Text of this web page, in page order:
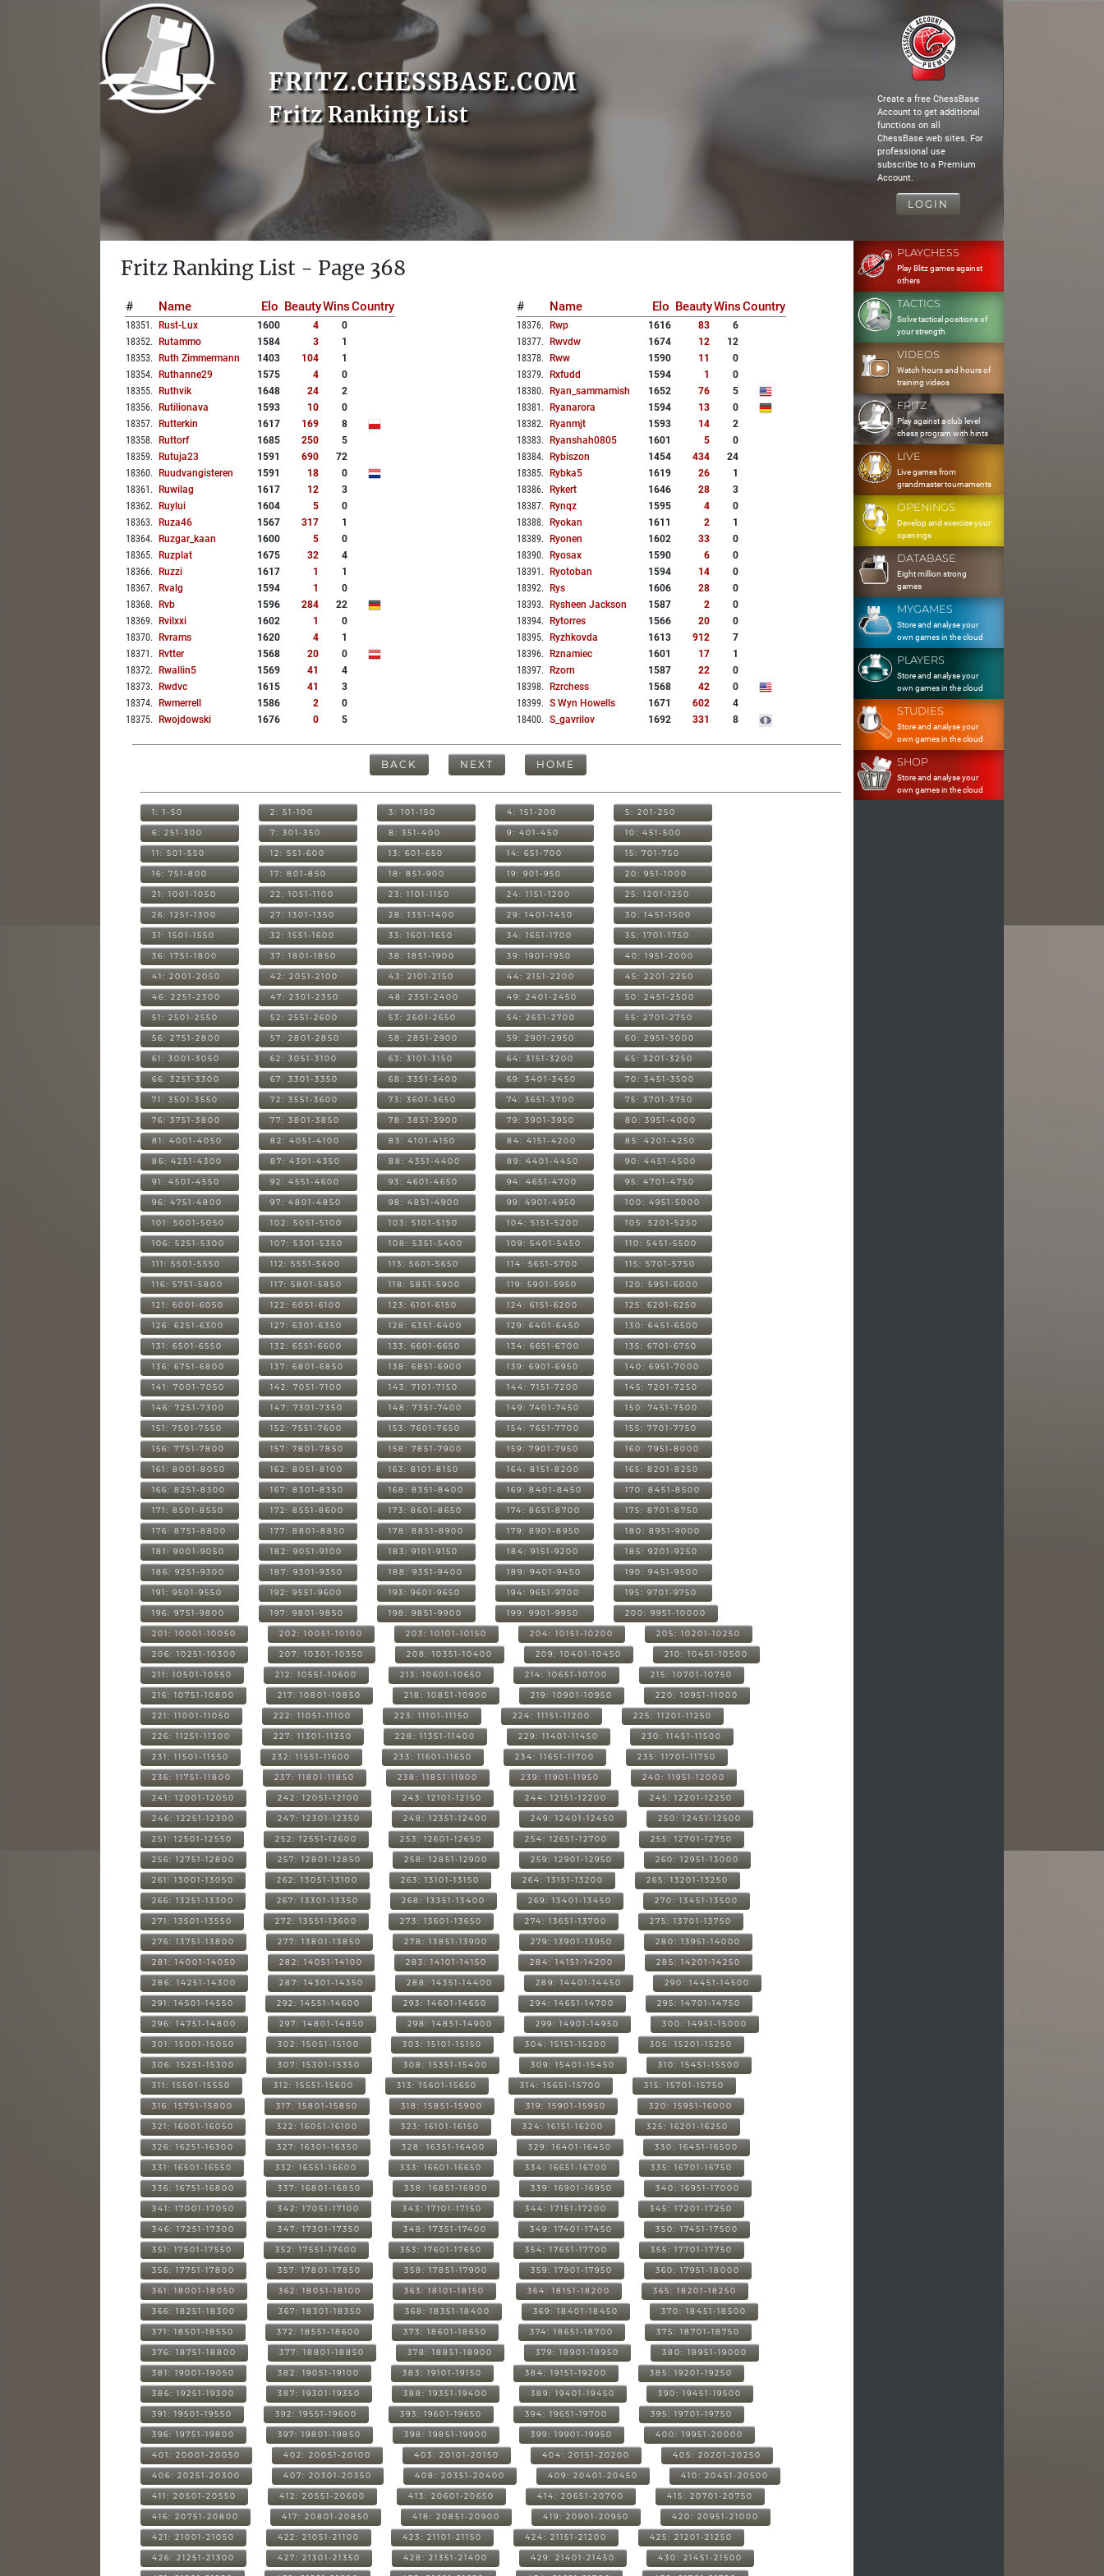
FRITZ.CHESSBASE.COM
Fritz Ranking List
Create a free ChessBase
Account to get additional
functions on all
ChessBase web sites. For
professional use
subscribe to a Premium
Account.
LOGIN
Fritz Ranking List - Page 368
# Name Elo BeautyWinsCountry
18351 . Rust-Lux 1600 4
0
18352. Rutammo 1584 3
1
18353. Ruth Zimmermann 1403 104
1
18354. Ruthanne29 1575 4
0
18355. Ruthvik 1648 24
2
18356. Rutilionava 1593 10
0
18357. Rutterkin 1617 169
8
18358. Ruttorf 1685 250
5
18359. Rutuja23 1591 690
72
18360. Ruudvangisteren 1591 18
0
18361 . Ruwilag 1617 12
3
18362. Ruylui 1604 5
0
18363. Ruza46 1567 317
1
18364. Ruzgar_kaan 1600 5
0
18365. Ruzplat 1675 32
4
18366. Ruzzi 1617 1
1
18367. Rvalg 1594 1
0
18368. Rvb 1596 284
22
18369. Rvilxxi 1602 1
0
18370. Rvrams 1620 4
1
18371 . Rvtter 1568 20
0
18372. Rwallin5 1569 41
4
18373. Rwdvc 1615 41
3
18374. Rwmerrell 1586 2
0
18375. Rwojdowski 1676 0 5
# Name Elo BeautyWinsCountry
18376. Rwp 1616 83
6
18377. Rwvdw 1674 12
12
18378. Rww 1590 11
0
18379. Rxfudd 1594 1
0
18380. Ryan_sammamish 1652 76
5
18381 . Ryanarora 1594 13
0
18382. Ryanmjt 1593 14
2
18383. Ryanshah0805 1601 5
0
18384. Rybiszon 1454 434
24
18385. Rybka5 1619 26
1
18386. Rykert 1646 28
3
18387. Rynqz 1595 4
0
18388. Ryokan 1611 2
1
18389. Ryonen 1602 33
0
18390. Ryosax 1590 6
0
18391 . Ryotoban 1594 14
0
18392. Rys 1606 28
0
18393. Rysheen Jackson 1587 2
0
18394. Rytorres 1566 20
0
18395. Ryzhkovda 1613 912
7
18396. Rznamiec 1601 17
1
18397. Rzorn 1587 22
0
18398. Rzrchess 1568 42
0
18399. S Wyn Howells 1671 602
4
18400. S_gavrilov 1692 331 8
BACK NEXT HOME
1: 1-50 2: 51-100 3: 101-150 4: 151-200 5: 201-250
6: 251-300 7: 301-350 8: 351-400 9: 401-450 10: 451-500
11: 501-550 12: 551-600 13: 601-650 14: 651-700 15: 701-750
16: 751-800 17: 801-850 18: 851-900 19: 901-950 20: 951-1000
21: 1001-1050 22: 1051-1100 23: 1101-1150 24: 1151-1200 25: 1201-1250
26: 1251-1300 27: 1301-1350 28: 1351-1400 29: 1401-1450 30: 1451-1500
31: 1501-1550 32: 1551-1600 33: 1601-1650 34: 1651-1700 35: 1701-1750
36: 1751-1800 37: 1801-1850 38: 1851-1900 39: 1901-1950 40: 1951-2000
41: 2001-2050 42: 2051-2100 43: 2101-2150 44: 2151-2200 45: 2201-2250
46: 2251-2300 47: 2301-2350 48: 2351-2400 49: 2401-2450 50: 2451-2500
51: 2501-2550 52: 2551-2600 53: 2601-2650 54: 2651-2700 55: 2701-2750
56: 2751-2800 57: 2801-2850 58: 2851-2900 59: 2901-2950 60: 2951-3000
61: 3001-3050 62: 3051-3100 63: 3101-3150 64: 3151-3200 65: 3201-3250
66: 3251-3300 67: 3301-3350 68: 3351-3400 69: 3401-3450 70: 3451-3500
71: 3501-3550 72: 3551-3600 73: 3601-3650 74: 3651-3700 75: 3701-3750
76: 3751-3800 77: 3801-3850 78: 3851-3900 79: 3901-3950 80: 3951-4000
81: 4001-4050 82: 4051-4100 83: 4101-4150 84: 4151-4200 85: 4201-4250
86: 4251-4300 87: 4301-4350 88: 4351-4400 89: 4401-4450 90: 4451-4500
91: 4501-4550 92: 4551-4600 93: 4601-4650 94: 4651-4700 95: 4701-4750
96: 4751-4800 97: 4801-4850 98: 4851-4900 99: 4901-4950 100: 4951-5000
101: 5001-5050 102: 5051-5100 103: 5101-5150 104: 5151-5200 105: 5201-5250
106: 5251-5300 107: 5301-5350 108: 5351-5400 109: 5401-5450 110: 5451-5500
111: 5501-5550 112: 5551-5600 113: 5601-5650 114: 5651-5700 115: 5701-5750
116: 5751-5800 117: 5801-5850 118: 5851-5900 119: 5901-5950 120: 5951-6000
121: 6001-6050 122: 6051-6100 123: 6101-6150 124: 6151-6200 125: 6201-6250
126: 6251-6300 127: 6301-6350 128: 6351-6400 129: 6401-6450 130: 6451-6500
131: 6501-6550 132: 6551-6600 133: 6601-6650 134: 6651-6700 135: 6701-6750
136: 6751-6800 137: 6801-6850 138: 6851-6900 139: 6901-6950 140: 6951-7000
141: 7001-7050 142: 7051-7100 143: 7101-7150 144: 7151-7200 145: 7201-7250
146: 7251-7300 147: 7301-7350 148: 7351-7400 149: 7401-7450 150: 7451-7500
151: 7501-7550 152: 7551-7600 153: 7601-7650 154: 7651-7700 155: 7701-7750
156: 7751-7800 157: 7801-7850 158: 7851-7900 159: 7901-7950 160: 7951-8000
161: 8001-8050 162: 8051-8100 163: 8101-8150 164: 8151-8200 165: 8201-8250
166: 8251-8300 167: 8301-8350 168: 8351-8400 169: 8401-8450 170: 8451-8500
171: 8501-8550 172: 8551-8600 173: 8601-8650 174: 8651-8700 175: 8701-8750
176: 8751-8800 177: 8801-8850 178: 8851-8900 179: 8901-8950 180: 8951-9000
181: 9001-9050 182: 9051-9100 183: 9101-9150 184: 9151-9200 185: 9201-9250
186: 9251-9300 187: 9301-9350 188: 9351-9400 189: 9401-9450 190: 9451-9500
191: 9501-9550 192: 9551-9600 193: 9601-9650 194: 9651-9700 195: 9701-9750
196: 9751-9800 197: 9801-9850 198: 9851-9900 199: 9901-9950 200: 9951-10000
201: 10001-10050 202: 10051-10100 203: 10101-10150 204: 10151-10200 205: 10201-10250
206: 10251-10300 207: 10301-10350 208: 10351-10400 209: 10401-10450 210: 10451-10500
211: 10501-10550 212: 10551-10600 213: 10601-10650 214: 10651-10700 215: 10701-10750
216: 10751-10800 217: 10801-10850 218: 10851-10900 219: 10901-10950 220: 10951-11000
221: 11001-11050 222: 11051-11100 223: 11101-11150 224: 11151-11200 225: 11201-11250
226: 11251-11300 227: 11301-11350 228: 11351-11400 229: 11401-11450 230: 11451-11500
231: 11501-11550 232: 11551-11600 233: 11601-11650 234: 11651-11700 235: 11701-11750
236: 11751-11800 237: 11801-11850 238: 11851-11900 239: 11901-11950 240: 11951-12000
241: 12001-12050 242: 12051-12100 243: 12101-12150 244: 12151-12200 245: 12201-12250
246: 12251-12300 247: 12301-12350 248: 12351-12400 249: 12401-12450 250: 12451-12500
251: 12501-12550 252: 12551-12600 253: 12601-12650 254: 12651-12700 255: 12701-12750
256: 12751-12800 257: 12801-12850 258: 12851-12900 259: 12901-12950 260: 12951-13000
261: 13001-13050 262: 13051-13100 263: 13101-13150 264: 13151-13200 265: 13201-13250
266: 13251-13300 267: 13301-13350 268: 13351-13400 269: 13401-13450 270: 13451-13500
271: 13501-13550 272: 13551-13600 273: 13601-13650 274: 13651-13700 275: 13701-13750
276: 13751-13800 277: 13801-13850 278: 13851-13900 279: 13901-13950 280: 13951-14000
281: 14001-14050 282: 14051-14100 283: 14101-14150 284: 14151-14200 285: 14201-14250
286: 14251-14300 287: 14301-14350 288: 14351-14400 289: 14401-14450 290: 14451-14500
291: 14501-14550 292: 14551-14600 293: 14601-14650 294: 14651-14700 295: 14701-14750
296: 14751-14800 297: 14801-14850 298: 14851-14900 299: 14901-14950 300: 14951-15000
301: 15001-15050 302: 15051-15100 303: 15101-15150 304: 15151-15200 305: 15201-15250
306: 15251-15300 307: 15301-15350 308: 15351-15400 309: 15401-15450 310: 15451-15500
311: 15501-15550 312: 15551-15600 313: 15601-15650 314: 15651-15700 315: 15701-15750
316: 15751-15800 317: 15801-15850 318: 15851-15900 319: 15901-15950 320: 15951-16000
321: 16001-16050 322: 16051-16100 323: 16101-16150 324: 16151-16200 325: 16201-16250
326: 16251-16300 327: 16301-16350 328: 16351-16400 329: 16401-16450 330: 16451-16500
331: 16501-16550 332: 16551-16600 333: 16601-16650 334: 16651-16700 335: 16701-16750
336: 16751-16800 337: 16801-16850 338: 16851-16900 339: 16901-16950 340: 16951-17000
341: 17001-17050 342: 17051-17100 343: 17101-17150 344: 17151-17200 345: 17201-17250
346: 17251-17300 347: 17301-17350 348: 17351-17400 349: 17401-17450 350: 17451-17500
351: 17501-17550 352: 17551-17600 353: 17601-17650 354: 17651-17700 355: 17701-17750
356: 17751-17800 357: 17801-17850 358: 17851-17900 359: 17901-17950 360: 17951-18000
361: 18001-18050 362: 18051-18100 363: 18101-18150 364: 18151-18200 365: 18201-18250
366: 18251-18300 367: 18301-18350 368: 18351-18400 369: 18401-18450 370: 18451-18500
371: 18501-18550 372: 18551-18600 373: 18601-18650 374: 18651-18700 375: 18701-18750
376: 18751-18800 377: 18801-18850 378: 18851-18900 379: 18901-18950 380: 18951-19000
381: 19001-19050 382: 19051-19100 383: 19101-19150 384: 19151-19200 385: 19201-19250
386: 19251-19300 387: 19301-19350 388: 19351-19400 389: 19401-19450 390: 19451-19500
391: 19501-19550 392: 19551-19600 393: 19601-19650 394: 19651-19700 395: 19701-19750
396: 19751-19800 397: 19801-19850 398: 19851-19900 399: 19901-19950 400: 19951-20000
401: 20001-20050 402: 20051-20100 403: 20101-20150 404: 20151-20200 405: 20201-20250
406: 20251-20300 407: 20301-20350 408: 20351-20400 409: 20401-20450 410: 20451-20500
411: 20501-20550 412: 20551-20600 413: 20601-20650 414: 20651-20700 415: 20701-20750
416: 20751-20800 417: 20801-20850 418: 20851-20900 419: 20901-20950 420: 20951-21000
421: 21001-21050 422: 21051-21100 423: 21101-21150 424: 21151-21200 425: 21201-21250
426: 21251-21300 427: 21301-21350 428: 21351-21400 429: 21401-21450 430: 21451-21500
PLAYCHESS
Play Blitz games against
others
TACTICS
Solve tactical positions of
your strength
VIDEOS
Watch hours and hours of
training videos
FRITZ
Play against a club level
chess program with hints
LIVE
Live games from
grandmaster tournaments
OPENINGS
Develop and exercise your
openings
DATABASE
Eight million strong
games
MYGAMES
Store and analyse your
own games in the cloud
PLAYERS
Store and analyse your
own games in the cloud
STUDIES
Store and analyse your
own games in the cloud
SHOP
Store and analyse your
own games in the cloud